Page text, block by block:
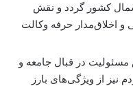
کشور گردد و نقش
و اخلاق‌مدار حرفه وکالت
در قبال جامعه و
نیز از ویژگی‌های بارز